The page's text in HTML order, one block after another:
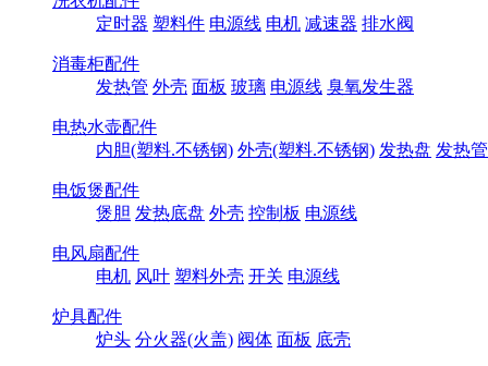
定时器 塑料件 电源线 电机 减速器 排水阀
消毒柜配件
发热管 外壳 面板 玻璃 电源线 臭氧发生器
电热水壶配件
内胆(塑料.不锈钢) 外壳(塑料.不锈钢) 发热盘 发热管
电饭煲配件
煲胆 发热底盘 外壳 控制板 电源线
电风扇配件
电机 风叶 塑料外壳 开关 电源线
炉具配件
炉头 分火器(火盖) 阀体 面板 底壳